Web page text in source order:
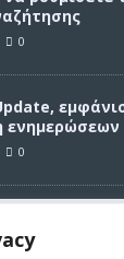
ιστότοπο
0
0
στα